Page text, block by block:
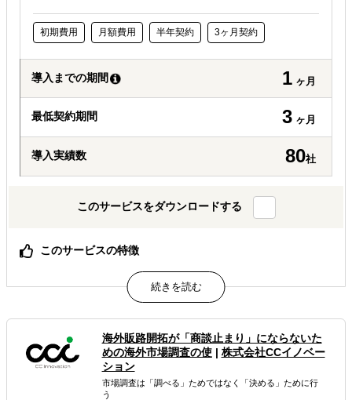
初期費用 月額費用 半年契約 3ヶ月契約
導入までの期間 1 ヶ月
最低契約期間 3 ヶ月
導入実績数 80社
このサービスをダウンロードする
このサービスの特徴
商談が進まない原因を、営業・努力論ではなく設計の抜け
として構造化
販路開拓を3フェーズ（意思決定／商談検証／条件設計）
で整理し詰まりを特定
ノウハウ提供ではなく、次に決めるべき判断ポイントが明
確になる
属するジャンル
海外販路開拓が「商談止まり」にならないた
めの海外市場調査の使| 株式会社CCイノベー
ション
市場調査は「調べる」ためではなく「決める」ために行
う